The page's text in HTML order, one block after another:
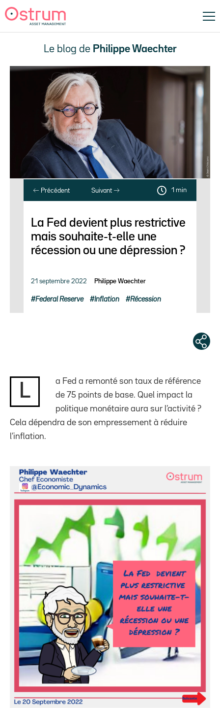
Le blog de Philippe Waechter
Précédent Suivant 1 min
La Fed devient plus restrictive
mais souhaite-t-elle une
récession ou une dépression ?
21 septembre 2022 Philippe Waechter
Federal Reserve Inflation Récession
L
a Fed a remonté son taux de référence
de 75 points de base. Quel impact la
politique monétaire aura sur l’activité ?
Cela dépendra de son empressement à réduire
l’inflation.